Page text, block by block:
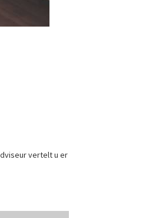
vertelt u er